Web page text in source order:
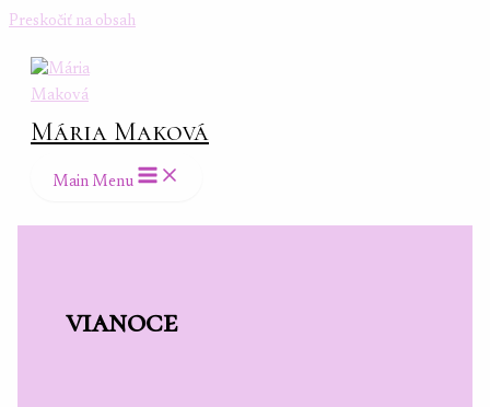
Preskočiť na obsah
Mária Maková
Main Menu
vianoce